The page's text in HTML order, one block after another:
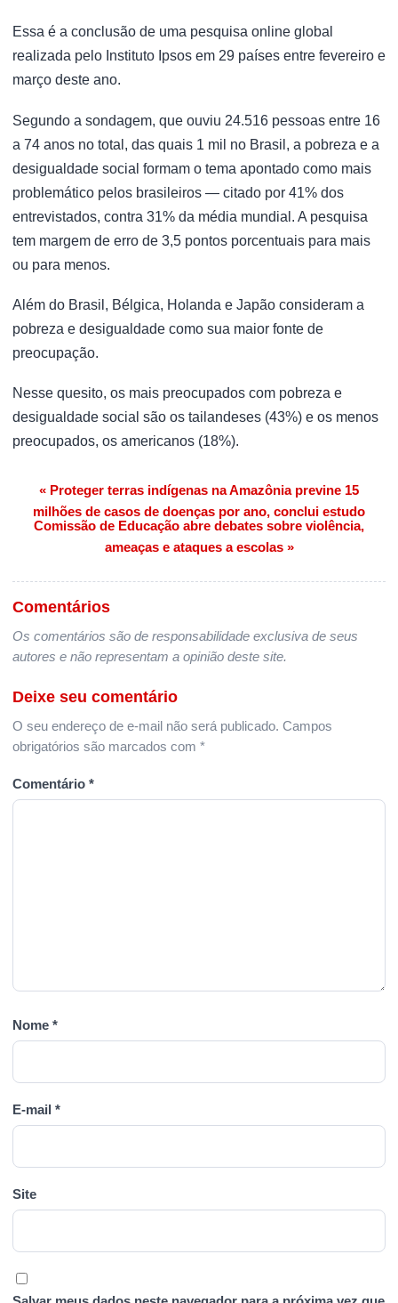
Essa é a conclusão de uma pesquisa online global
realizada pelo Instituto Ipsos em 29 países entre fevereiro e
março deste ano.
Segundo a sondagem, que ouviu 24.516 pessoas entre 16
a 74 anos no total, das quais 1 mil no Brasil, a pobreza e a
desigualdade social formam o tema apontado como mais
problemático pelos brasileiros — citado por 41% dos
entrevistados, contra 31% da média mundial. A pesquisa
tem margem de erro de 3,5 pontos porcentuais para mais
ou para menos.
Além do Brasil, Bélgica, Holanda e Japão consideram a
pobreza e desigualdade como sua maior fonte de
preocupação.
Nesse quesito, os mais preocupados com pobreza e
desigualdade social são os tailandeses (43%) e os menos
preocupados, os americanos (18%).
Navegação de Post
« Proteger terras indígenas na Amazônia previne 15
milhões de casos de doenças por ano, conclui estudo
Comissão de Educação abre debates sobre violência,
ameaças e ataques a escolas »
Comentários
Os comentários são de responsabilidade exclusiva de seus
autores e não representam a opinião deste site.
Deixe seu comentário
O seu endereço de e-mail não será publicado. Campos
obrigatórios são marcados com *
Comentário *
Nome *
E-mail *
Site